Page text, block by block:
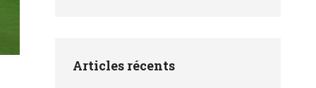
Articles récents